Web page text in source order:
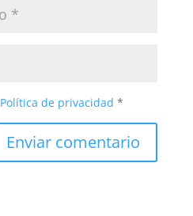
Política de privacidad *